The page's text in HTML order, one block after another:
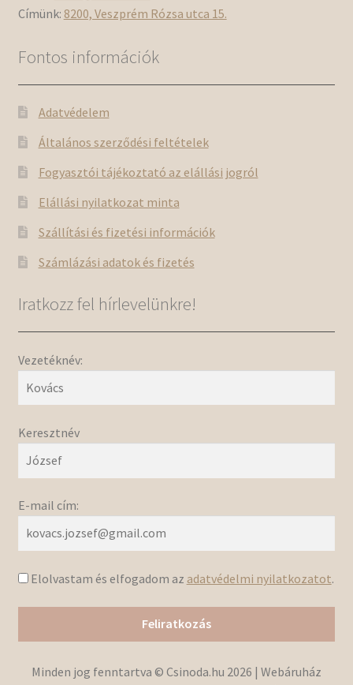
Címünk: 8200, Veszprém Rózsa utca 15.
Fontos információk
Adatvédelem
Általános szerződési feltételek
Fogyasztói tájékoztató az elállási jogról
Elállási nyilatkozat minta
Szállítási és fizetési információk
Számlázási adatok és fizetés
Iratkozz fel hírlevelünkre!
Vezetéknév:
Keresztnév
E-mail cím:
Elolvastam és elfogadom az adatvédelmi nyilatkozatot.
Minden jog fenntartva © Csinoda.hu 2026 | Webáruház